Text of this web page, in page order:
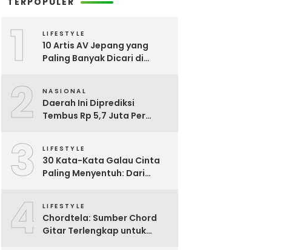
1 LIFESTYLE
10 Artis AV Jepang yang
Paling Banyak Dicari di
2 NASIONAL
Daerah Ini Diprediksi
Tembus Rp 5,7 Juta Per
Upah Minimum 2026
3 LIFESTYLE
30 Kata-Kata Galau Cinta
Paling Menyentuh: Dari
4 LIFESTYLE
Chordtela: Sumber Chord
Gitar Terlengkap untuk